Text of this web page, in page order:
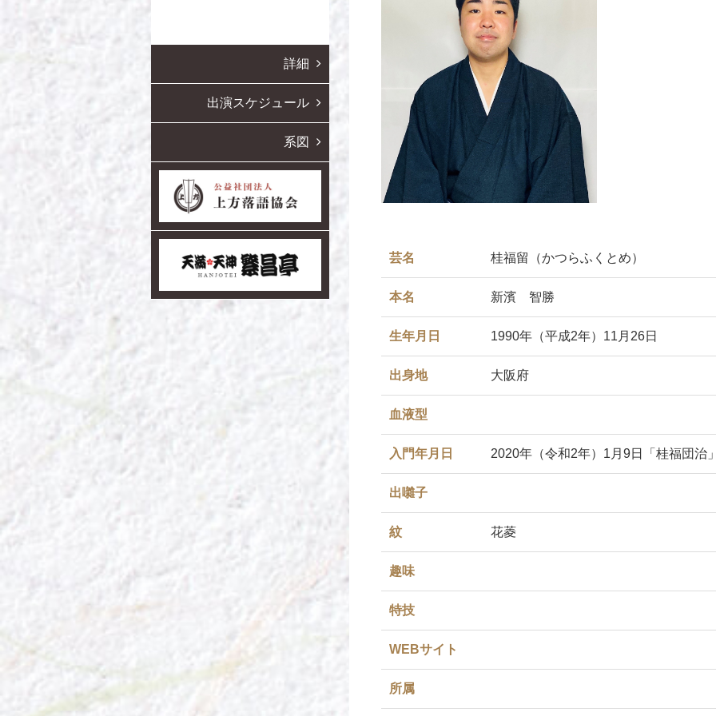
詳細
出演スケジュール
系図
芸名 桂福留（かつらふくとめ）
本名 新濱 智勝
生年月日 1990年（平成2年）11月26日
出身地 大阪府
血液型
入門年月日 2020年（令和2年）1月9日「桂福団治
出囃子
紋 花菱
趣味
特技
WEBサイト
所属